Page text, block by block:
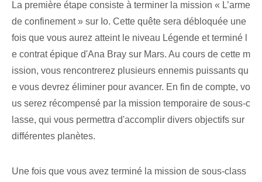
La première étape⁢ consiste à terminer la mission « L’arme
de confinement » sur Io. Cette quête sera débloquée une
fois que vous aurez atteint le niveau Légende et terminé l
e contrat épique d'Ana Bray sur Mars. Au cours de cette m
ission, vous rencontrerez plusieurs ennemis puissants qu
e vous devrez éliminer pour avancer. En fin de compte, vo
us serez récompensé par la mission temporaire de sous-c
lasse, qui vous permettra d'accomplir divers objectifs sur
différentes planètes.
Une fois que vous avez terminé la mission de sous-class